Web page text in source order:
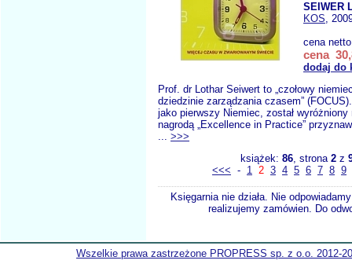
SEIWER
KOS,
cena
cena
dodaj do
Prof. dr Lothar Seiwert to „czołowy
dziedzinie zarządzania czasem”
jako pierwszy Niemiec, został wyróżniony
nagrodą „Excellence in Practice”
... >>>
książek: 86, strona 2z
<<< - 1 2 3 4 5 6 7 8 9
Księgarnia nie działa. Nie
realizujemy zamówien. Do
Wszelkie prawa zastrzeżone PROPRESS sp. z o.o. 2012-